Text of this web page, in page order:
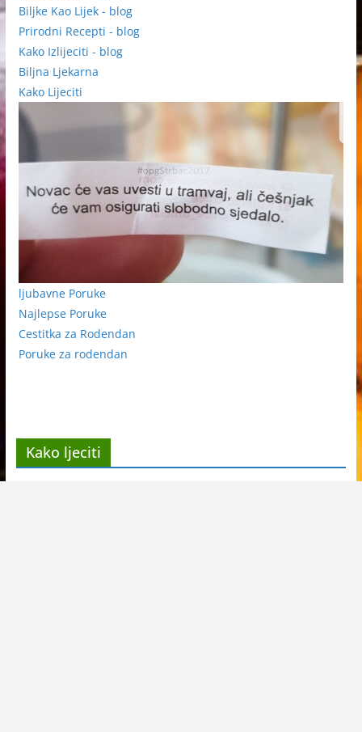
Biljke Kao Lijek - blog
Prirodni Recepti - blog
Kako Izlijeciti - blog
Biljna Ljekarna
Kako Lijeciti
ljubavne Poruke
Najlepse Poruke
Cestitka za Rodendan
Poruke za rodendan
Kako ljeciti